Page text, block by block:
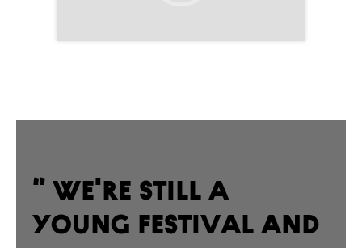
“ We're still a
young festival and